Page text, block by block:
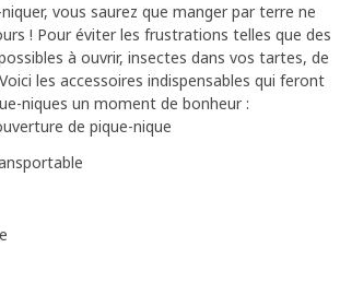
vous saurez que manger par terre ne
! Pour éviter les frustrations telles que des
à ouvrir, insectes dans vos tartes, de
les accessoires indispensables qui feront
niques un moment de bonheur :
de pique-nique